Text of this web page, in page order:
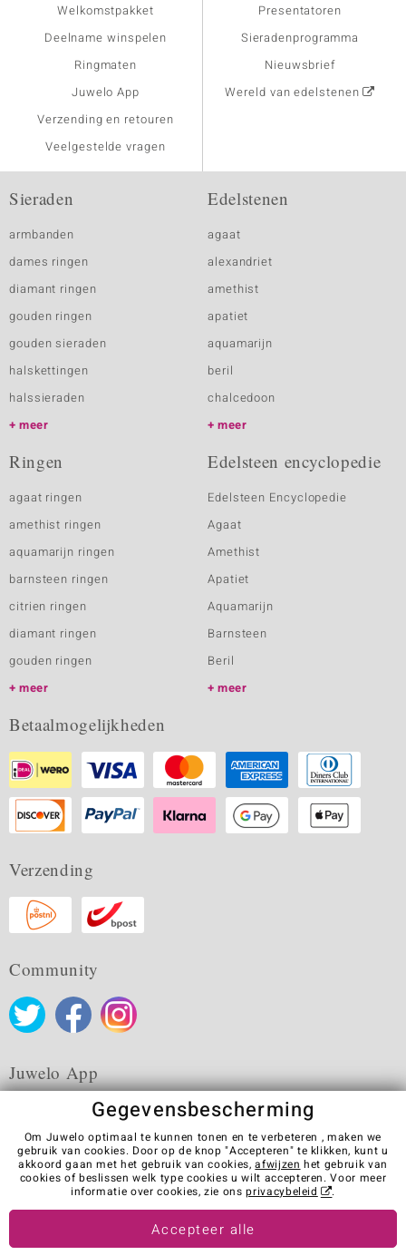
Welkomstpakket
Deelname winspelen
Ringmaten
Juwelo App
Verzending en retouren
Veelgestelde vragen
Presentatoren
Sieradenprogramma
Nieuwsbrief
Wereld van edelstenen
Sieraden
armbanden
dames ringen
diamant ringen
gouden ringen
gouden sieraden
halskettingen
halssieraden
meer
Edelstenen
agaat
alexandriet
amethist
apatiet
aquamarijn
beril
chalcedoon
meer
Ringen
agaat ringen
amethist ringen
aquamarijn ringen
barnsteen ringen
citrien ringen
diamant ringen
gouden ringen
meer
Edelsteen encyclopedie
Edelsteen Encyclopedie
Agaat
Amethist
Apatiet
Aquamarijn
Barnsteen
Beril
meer
Betaalmogelijkheden
Verzending
Community
Juwelo App
Algemene verkoopvoorwaarden Privacybeleid
Cookies
Colofon
Contact
Contract herroepen
Visit our stores in other countries:
Gegevensbescherming
Om Juwelo optimaal te kunnen tonen en te verbeteren , maken we
gebruik van cookies. Door op de knop "Accepteren" te klikken, kunt u
akkoord gaan met het gebruik van cookies,afwijzen het gebruik van
cookies of beslissen welk type cookies u wilt accepteren. Voor meer
informatie over cookies, zie onsprivacybeleid .
Accepteer alle